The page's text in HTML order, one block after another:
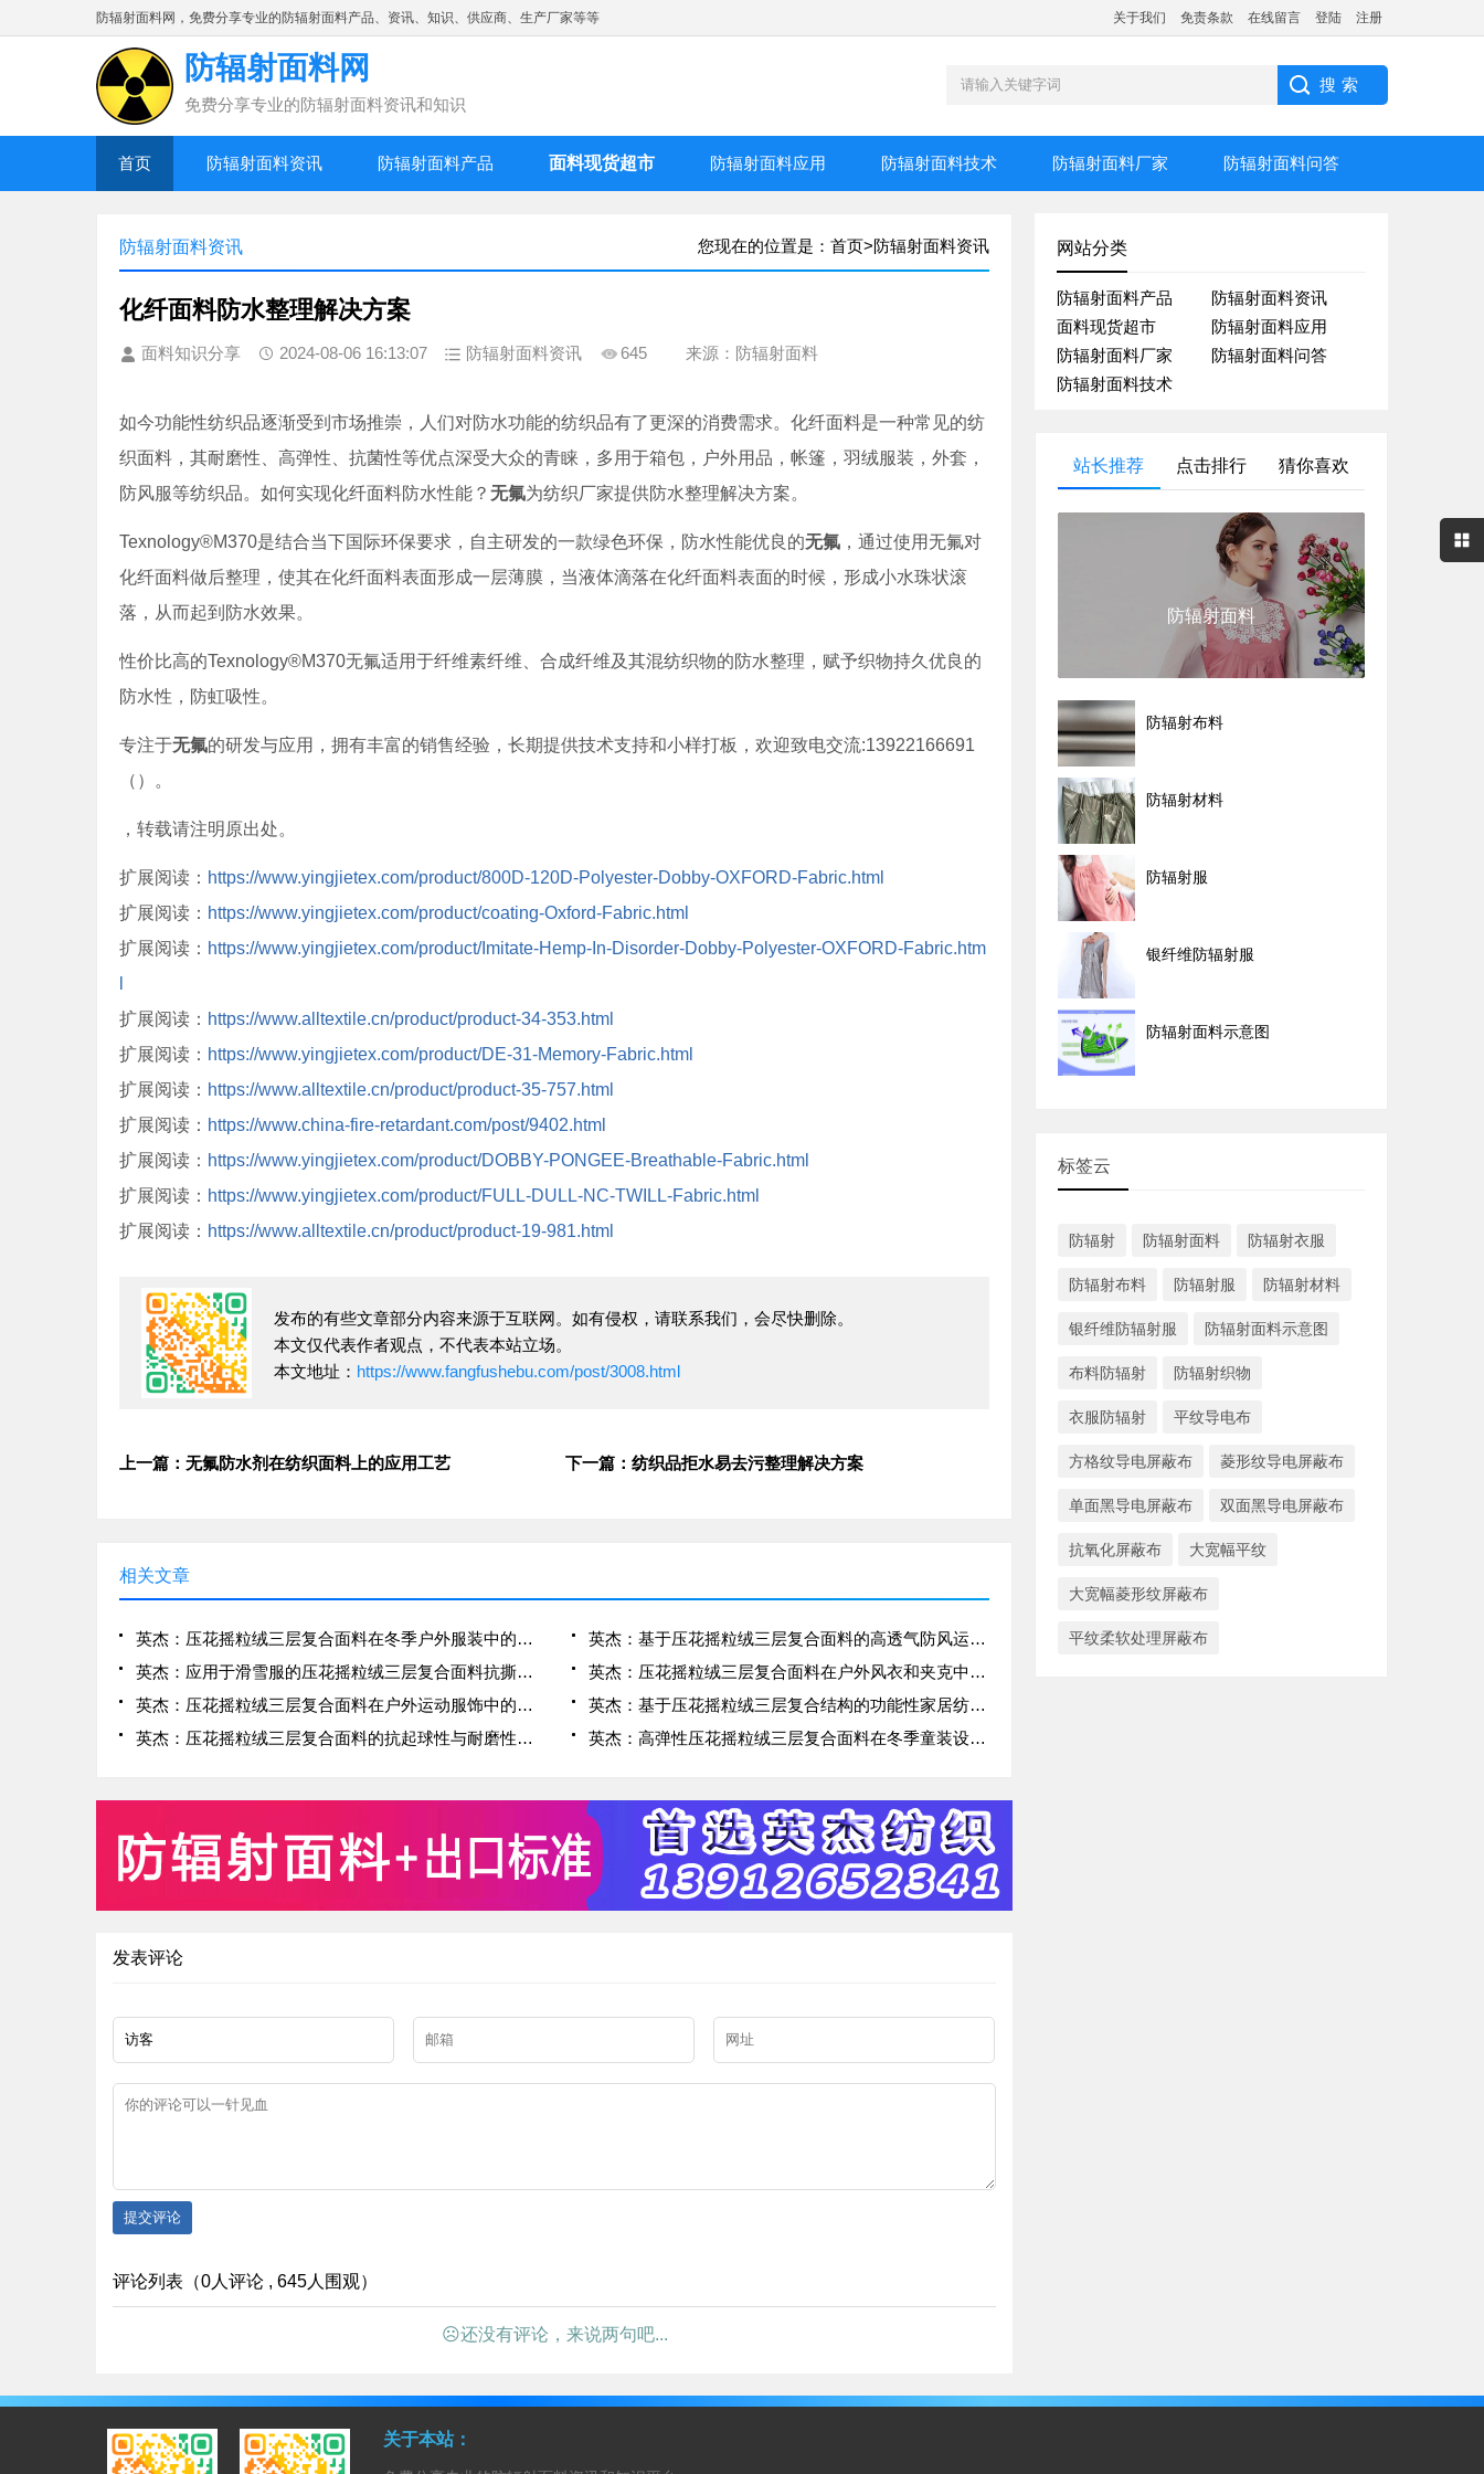
防辐射面料网，免费分享专业的防辐射面料产品、资讯、知识、供应商、生产厂家等等 关于我们 免责条款 在线留言 登陆 注册
防辐射面料网
免费分享专业的防辐射面料资讯和知识
首页 防辐射面料资讯 防辐射面料产品 面料现货超市 防辐射面料应用 防辐射面料技术 防辐射面料厂家 防辐射面料问答
您现在的位置是： 首页>防辐射面料资讯
防辐射面料资讯
化纤面料防水整理解决方案
面料知识分享 2024-08-06 16:13:07 防辐射面料资讯 645 来源：防辐射面料
如今功能性纺织品逐渐受到市场推崇，人们对防水功能的纺织品有了更深的消费需求。化纤面料是一种常见的纺
织面料，其耐磨性、高弹性、抗菌性等优点深受大众的青睐，多用于箱包，户外用品，帐篷，羽绒服装，外套，
防风服等纺织品。如何实现化纤面料防水性能？ 无氟为纺织厂家提供防水整理解决方案。
Texnology®M370是结合当下国际环保要求，自主研发的一款绿色环保，防水性能优良的无氟 ，通过使用无氟对
化纤面料做后整理，使其在化纤面料表面形成一层薄膜，当液体滴落在化纤面料表面的时候，形成小水珠状滚
落，从而起到防水效果。
性价比高的Texnology®M370无氟适用于纤维素纤维、合成纤维及其混纺织物的防水整理，赋予织物持久优良的
防水性，防虹吸性。
专注于无氟的研发与应用，拥有丰富的销售经验，长期提供技术支持和小样打板，欢迎致电交流:13922166691
（）。
，转载请注明原出处。
扩展阅读： https://www.yingjietex.com/product/800D-120D-Polyester-Dobby-OXFORD-Fabric.html
扩展阅读： https://www.yingjietex.com/product/coating-Oxford-Fabric.html
扩展阅读： https://www.yingjietex.com/product/Imitate-Hemp-In-Disorder-Dobby-Polyester-OXFORD-Fabric.htm
扩展阅读： https://www.alltextile.cn/product/product-34-353.html
扩展阅读： https://www.yingjietex.com/product/DE-31-Memory-Fabric.html
扩展阅读： https://www.alltextile.cn/product/product-35-757.html
扩展阅读： https://www.china-fire-retardant.com/post/9402.html
扩展阅读： https://www.yingjietex.com/product/DOBBY-PONGEE-Breathable-Fabric.html
扩展阅读： https://www.yingjietex.com/product/FULL-DULL-NC-TWILL-Fabric.html
扩展阅读： https://www.alltextile.cn/product/product-19-981.html
发布的有些文章部分内容来源于互联网。如有侵权，请联系我们，会尽快删除。
本文仅代表作者观点，不代表本站立场。
本文地址： https://www.fangfushebu.com/post/3008.html
上一篇：无氟防水剂在纺织面料上的应用工艺 下一篇：纺织品拒水易去污整理解决方案
相关文章
英杰：压花摇粒绒三层复合面料在冬季户外服装中的保暖性能优化研究
英杰：基于压花摇粒绒三层复合面料的高透气防风运动服饰开发
英杰：应用于滑雪服的压花摇粒绒三层复合面料抗撕裂与耐磨性提升技术
英杰：压花摇粒绒三层复合面料在户外风衣和夹克中的应用与性能
英杰：压花摇粒绒三层复合面料在户外运动服饰中的保暖与透气性能研究
英杰：基于压花摇粒绒三层复合结构的功能性家居纺织品开发与应用
英杰：压花摇粒绒三层复合面料的抗起球性与耐磨性优化技术分析
英杰：高弹性压花摇粒绒三层复合面料在冬季童装设计中的应用实践
发表评论
提交评论
评论列表（0人评论 , 645人围观）
☹还没有评论，来说两句吧...
网站分类
防辐射面料产品
防辐射面料资讯
面料现货超市
防辐射面料应用
防辐射面料厂家
防辐射面料问答
防辐射面料技术
站长推荐 点击排行 猜你喜欢
防辐射面料
防辐射布料
防辐射材料
防辐射服
银纤维防辐射服
防辐射面料示意图
标签云
防辐射 防辐射面料 防辐射衣服
防辐射布料 防辐射服 防辐射材料
银纤维防辐射服 防辐射面料示意图
布料防辐射 防辐射织物
衣服防辐射 平纹导电布
方格纹导电屏蔽布 菱形纹导电屏蔽布
单面黑导电屏蔽布 双面黑导电屏蔽布
抗氧化屏蔽布 大宽幅平纹
大宽幅菱形纹屏蔽布
平纹柔软处理屏蔽布
关于本站：